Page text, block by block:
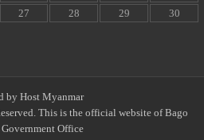
27 28 29
30
by Host Myanmar
This is the official website of Bago
Office